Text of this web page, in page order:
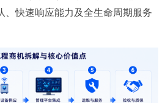
、快速响应能力及全生命周期服务